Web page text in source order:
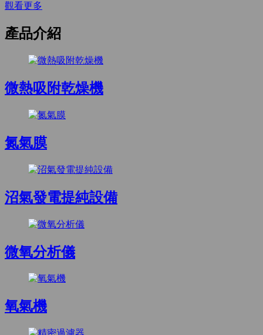
觀看更多
產品介紹
微熱吸附乾燥機
氮氣膜
沼氣發電提純設備
微氧分析儀
氧氣機